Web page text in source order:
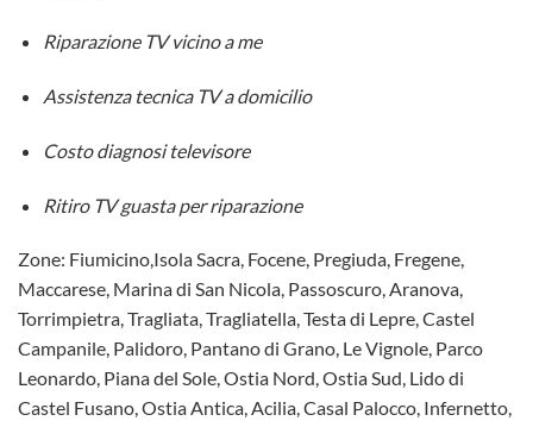
Riparazione TV vicino a me
Assistenza tecnica TV a domicilio
Costo diagnosi televisore
Ritiro TV guasta per riparazione
Zone: Fiumicino,Isola Sacra, Focene, Pregiuda, Fregene,
Maccarese, Marina di San Nicola, Passoscuro, Aranova,
Torrimpietra, Tragliata, Tragliatella, Testa di Lepre, Castel
Campanile, Palidoro, Pantano di Grano, Le Vignole, Parco
Leonardo, Piana del Sole, Ostia Nord, Ostia Sud, Lido di
Castel Fusano, Ostia Antica, Acilia, Casal Palocco, Infernetto,